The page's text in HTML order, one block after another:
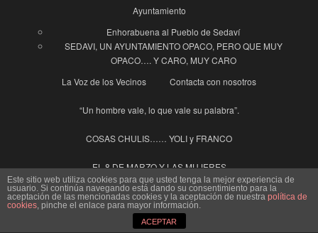
Ayuntamiento
Enhorabuena al Pueblo de Sedaví
SEDAVI, UN AYUNTAMIENTO OPACO, PERO QUE MUY
OPACO…. Y CARO, MUY CARO
La Voz de los Vecinos
Contacta con nosotros
“Un hombre vale, lo que vale su palabra”.
COSAS CHULIS…… YOLI y FRANCO
EL 8 DE MARZO Y LAS MUJERES
SEDAVÍ, en casa del ….. cuchillo de palo
SOTERREM LES VIES ALFAFAR-SEDAVÍ
Este sitio web utiliza cookies para que usted tenga la mejor experiencia de
usuario. Si continúa navegando está dando su consentimiento para la
aceptación de las mencionadas cookies y la aceptación de nuestra política de
cookies, pinche el enlace para mayor información.
ACEPTAR